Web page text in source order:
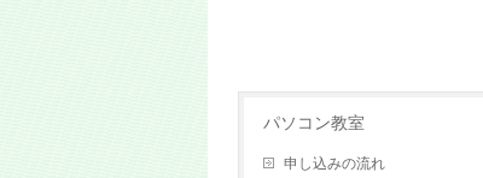
パソコン教室
申し込みの流れ